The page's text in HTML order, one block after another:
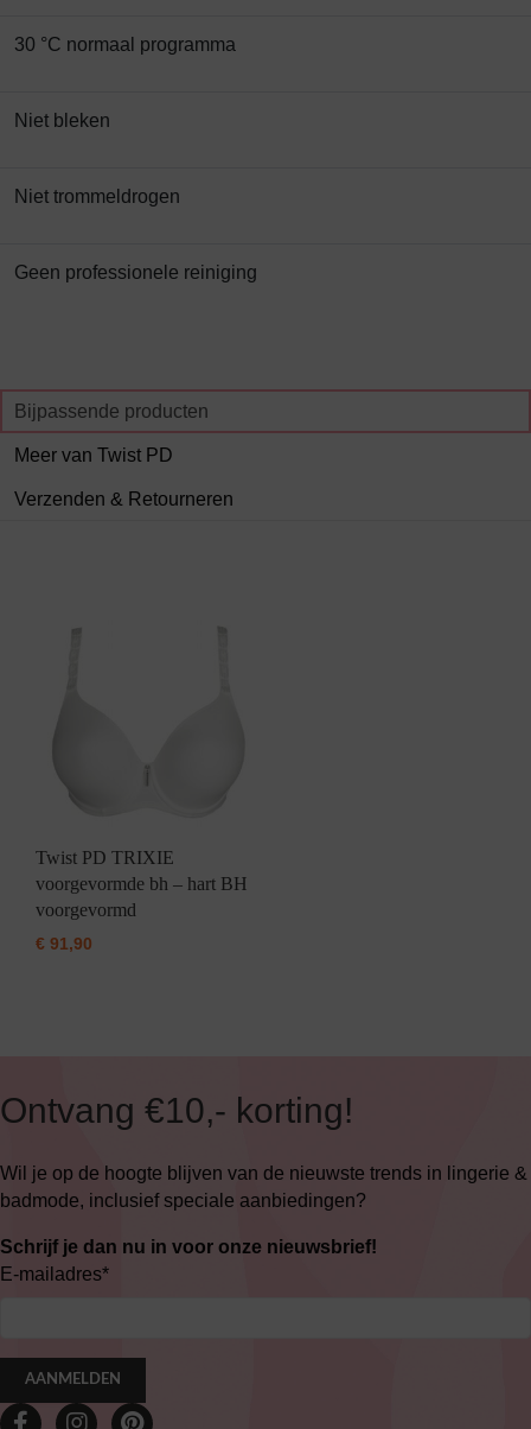
30 °C normaal programma
Niet bleken
Niet trommeldrogen
Geen professionele reiniging
Bijpassende producten
Meer van Twist PD
Verzenden & Retourneren
Twist PD TRIXIE
voorgevormde bh – hart BH
voorgevormd
€ 91,90
Ontvang €10,- korting!
Wil je op de hoogte blijven van de nieuwste trends in lingerie &
badmode, inclusief speciale aanbiedingen?
Schrijf je dan nu in voor onze nieuwsbrief!
E-mailadres*
AANMELDEN